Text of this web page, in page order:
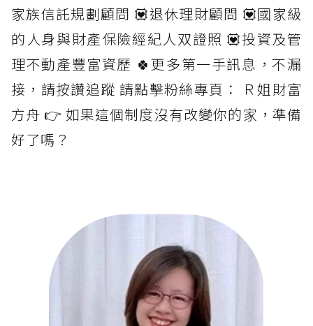
家族信託規劃顧問 💟退休理財顧問 💟國家級
的人身與財產保險經紀人双證照 💟投資及管
理不動產豐富資歷 🍀更多第一手訊息，不漏
接，請按讚追蹤 請點擊粉絲專頁： Ｒ姐財富
方舟 👉 如果這個制度沒有改變你的家，準備
好了嗎？